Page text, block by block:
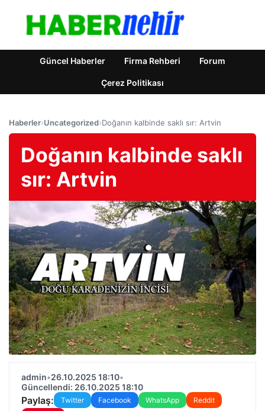
Güncel Haberler Firma Rehberi Forum
Çerez Politikası
Haberler›Uncategorized›Doğanın kalbinde saklı sır: Artvin
Doğanın kalbinde saklı
sır: Artvin
admin•26.10.2025 18:10•
Güncellendi: 26.10.2025 18:10
Paylaş: Twitter Facebook WhatsApp
Reddit